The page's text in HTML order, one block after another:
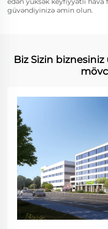
güvəndiyinizə əmin olun.
Biz Sizin biznesiniz